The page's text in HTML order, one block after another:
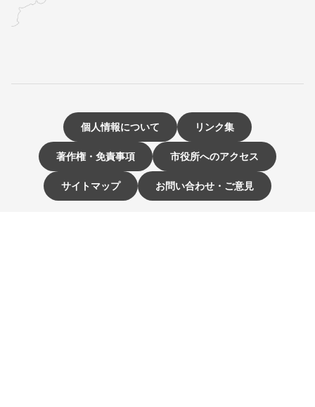
個人情報について リンク集
著作権・免責事項 市役所へのアクセス
サイトマップ お問い合わせ・ご意見